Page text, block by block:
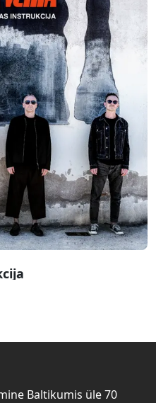
Baltikumis üle 70